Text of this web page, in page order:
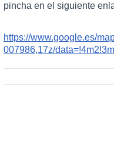
pincha en el siguiente
https://www.google.es/
007986,17z/